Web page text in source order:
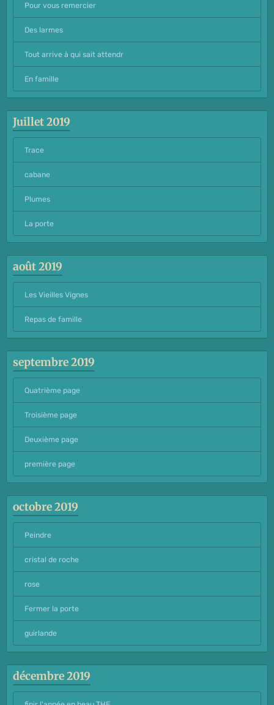
Pour vous remercier
Des larmes
Tout arrive à qui sait attendr
En famille
Juillet 2019
Trace
cabane
Plumes
La porte
août 2019
Les Vieilles Vignes
Repas de famille
septembre 2019
Quatrième page
Troisième page
Deuxième page
première page
octobre 2019
Peindre
cristal de roche
rose
Fermer la porte
guirlande
décembre 2019